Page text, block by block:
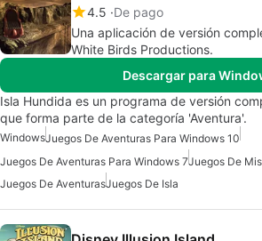
4.5 De pago
Una aplicación de versión
White Birds Productions.
Descargar para
Isla Hundida es un programa de versión
que forma parte de la categoría 'Aventura'.
WindowsJuegos De Aventuras Para Windows 10
Juegos De Aventuras Para Windows 7Juegos De
Juegos De AventurasJuegos De Isla